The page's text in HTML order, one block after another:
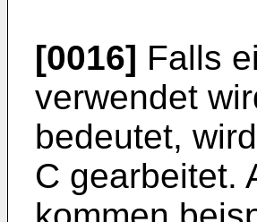
[0016] Falls
verwendet
bedeutet,
C gearbeitet.